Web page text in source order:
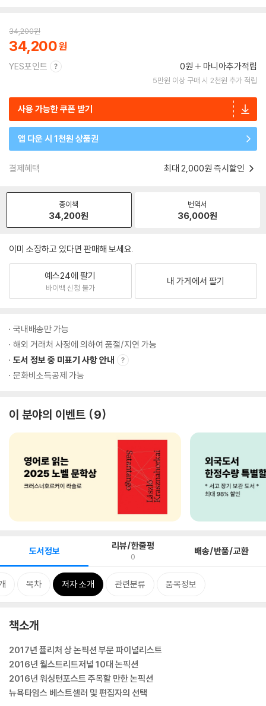
34,200원
34,200
YES포인트 0원 마니아추가적립
5만원 이상 구매 시 2천원 추가 적립
사용 가능한 쿠폰 받기
앱 다운 시 1천원 상품권
결제혜택 최대 2,000원 즉시할인
종이책
34,200원
번역서
36,000원
이미 소장하고 있다면 판매해 보세요.
예스24에 팔기
바이백 신청 불가
내 가게에서 팔기
국내배송만 가능
해외 거래처 사정에 의하여 품절/지연 가능
도서 정보 중 미표기 사항 안내
문화비소득공제 가능
이 분야의 이벤트 9
도서정보 리뷰/한줄평
0 배송/반품/교환
목차 저자 소개 관련분류 품목정보
책소개
2017년 퓰리처 상 논픽션 부문 파이널리스트
2016년 월스트리트저널 10대 논픽션
2016년 워싱턴포스트 주목할 만한 논픽션
뉴욕타임스 베스트셀러 및 편집자의 선택